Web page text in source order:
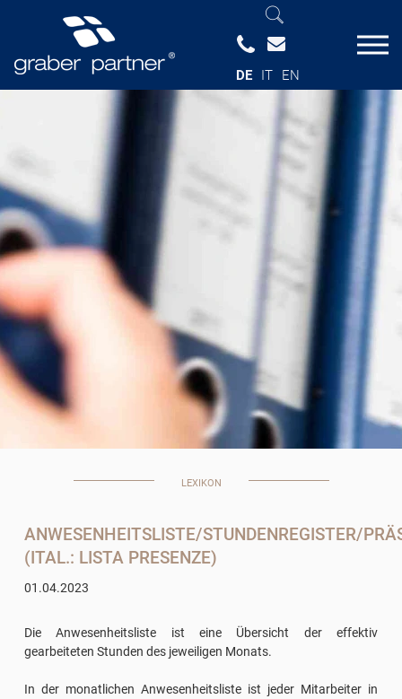
DE IT EN
LEXIKON
ANWESENHEITSLISTE/STUNDENREGISTER/
(ITAL.: LISTA PRESENZE)
01.04.2023
Die Anwesenheitsliste ist eine Übersicht der effektiv
gearbeiteten Stunden des jeweiligen Monats.
In der monatlichen Anwesenheitsliste ist jeder Mitarbeiter in